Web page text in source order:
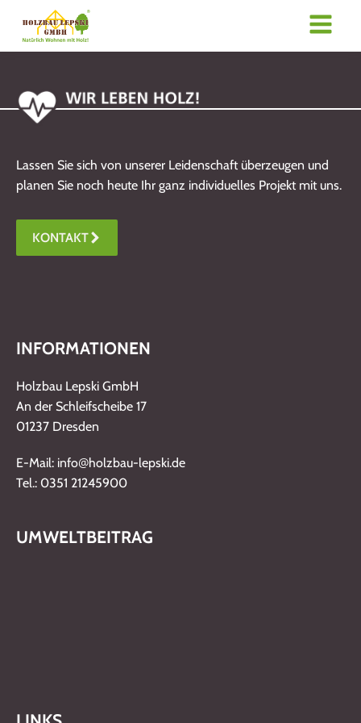
Lassen Sie sich von unserer Leidenschaft überzeugen und
planen Sie noch heute Ihr ganz individuelles Projekt mit uns.
KONTAKT
INFORMATIONEN
Holzbau Lepski GmbH
An der Schleifscheibe 17
01237 Dresden
E-Mail: info@holzbau-lepski.de
Tel.: 0351 21245900
UMWELTBEITRAG